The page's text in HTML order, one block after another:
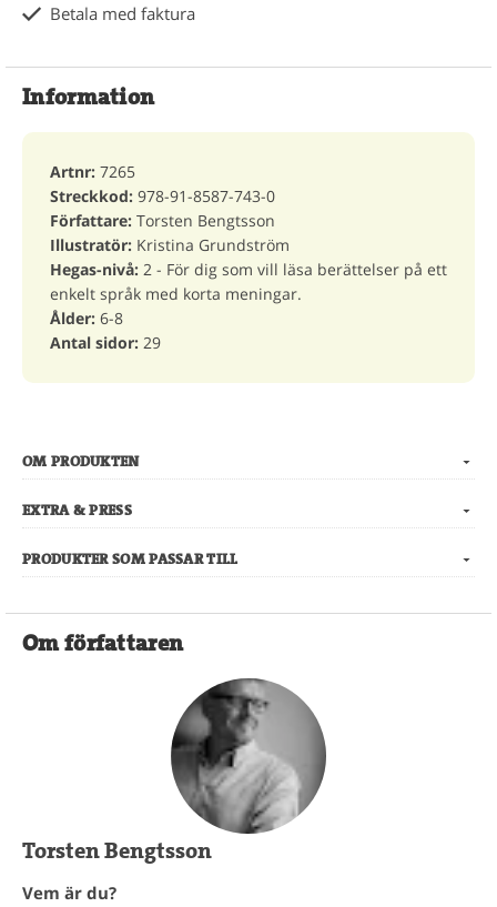
Betala med faktura
Information
Artnr: 7265
Streckkod: 978-91-8587-743-0
Författare: Torsten Bengtsson
Illustratör: Kristina Grundström
Hegas-nivå: 2 - För dig som vill läsa berättelser på ett
enkelt språk med korta meningar.
Ålder: 6-8
Antal sidor: 29
OM PRODUKTEN
EXTRA & PRESS
PRODUKTER SOM PASSAR TILL
Om författaren
Torsten Bengtsson
Vem är du?